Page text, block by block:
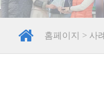
홈페이지 > 사례